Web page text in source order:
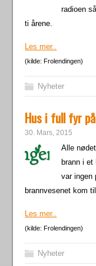
radioen
ti årene.
Les mer..
(kilde: Frolendingen)
Nyheter
Hus i full fyr
30. Mars, 2015
Alle
brann i
var ingen
brannvesenet kom
Les mer..
(kilde: Frolendingen)
Nyheter